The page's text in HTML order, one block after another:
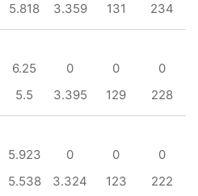
5.818 3.359 131 234
6.25 0 0
0
5.5 3.395 129 228
5.923 0 0
0
5.538 3.324 123 222